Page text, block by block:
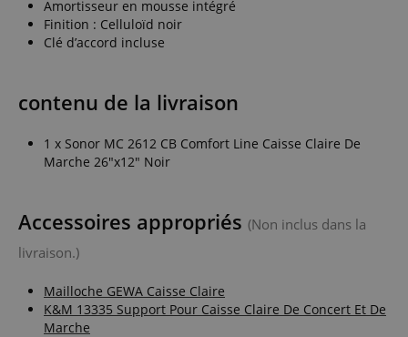
Amortisseur en mousse intégré
Finition : Celluloïd noir
Clé d’accord incluse
contenu de la livraison
1 x Sonor MC 2612 CB Comfort Line Caisse Claire De
Marche 26"x12" Noir
Accessoires appropriés (Non inclus dans la
livraison.)
Mailloche GEWA Caisse Claire
K&M 13335 Support Pour Caisse Claire De Concert Et De
Marche